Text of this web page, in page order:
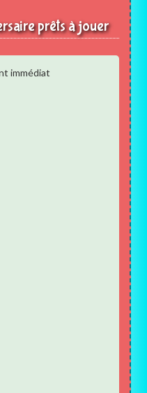
prêts à jouer
immédiat